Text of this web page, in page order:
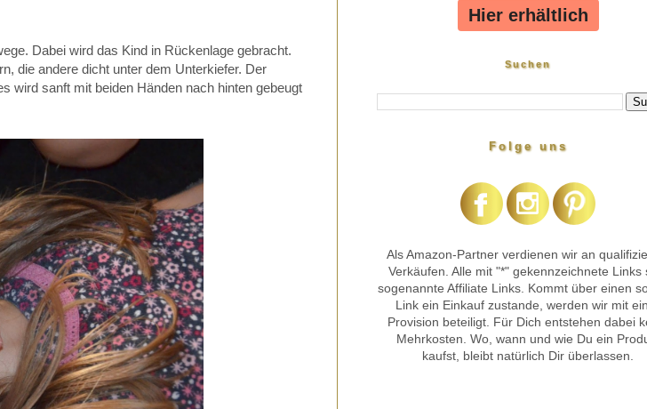
Dabei wird das Kind in Rückenlage gebracht.
die andere dicht unter dem Unterkiefer. Der
wird sanft mit beiden Händen nach hinten gebeugt
Hier erhältlich
Suchen
Folge uns
Als Amazon-Partner verdienen wir an
Verkäufen. Alle mit "*" gekennzeichnete Links
sogenannte Affiliate Links. Kommt über einen
Link ein Einkauf zustande, werden wir mit
Provision beteiligt. Für Dich entstehen dabei
Mehrkosten. Wo, wann und wie Du ein
kaufst, bleibt natürlich Dir überlassen.